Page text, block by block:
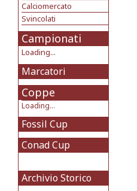
Calciomercato
Svincolati
Campionati
Loading...
Marcatori
Coppe
Loading...
Fossil Cup
Conad Cup
Archivio Storico